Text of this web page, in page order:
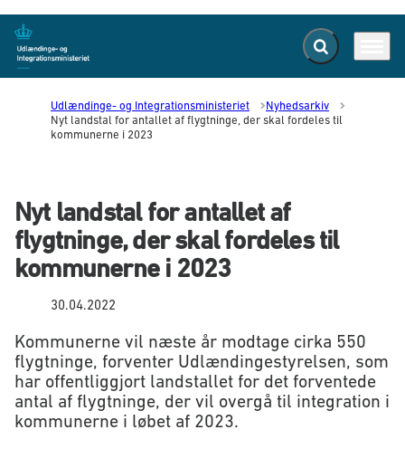
Gå til forsiden Fold søgefelt ud
Udlændinge- og Integrationsministeriet
Nyhedsarkiv
Nyt landstal for antallet af flygtninge, der skal fordeles til
kommunerne i 2023
Nyt landstal for antallet af
flygtninge, der skal fordeles til
kommunerne i 2023
30.04.2022
Kommunerne vil næste år modtage cirka 550
flygtninge, forventer Udlændingestyrelsen, som
har offentliggjort landstallet for det forventede
antal af flygtninge, der vil overgå til integration i
kommunerne i løbet af 2023.